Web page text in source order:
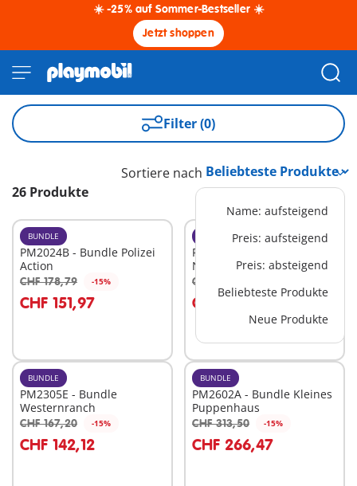
☀️ -25% auf Sommer-Bestseller ☀️
Jetzt shoppen
Filter (0)
26 Produkte
Sortiere nach
Name: aufsteigend
Preis: aufsteigend
Preis: absteigend
Beliebteste Produkte
Neue Produkte
BUNDLE
PM2024B - Bundle Polizei
Action
CHF 178,79 -15%
CHF 151,97
In den Warenkorb
PM2018A - Bundle
Nostalgisches
Puppenhaus
CHF 317,20
CHF 269,62
In den Warenkorb
BUNDLE
PM2305E - Bundle
Westernranch
CHF 167,20 -15%
CHF 142,12
In den Warenkorb
BUNDLE
PM2602A - Bundle Kleines
Puppenhaus
CHF 313,50 -15%
CHF 266,47
In den Warenkorb